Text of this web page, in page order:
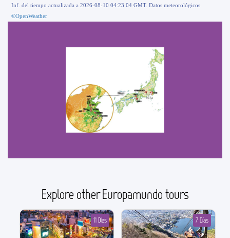
Inf. del tiempo actualizada a 2026-08-10 04:23:04 GMT. Datos meteorológicos
©OpenWeather
Explore other Europamundo tours
11 Días 7 Días